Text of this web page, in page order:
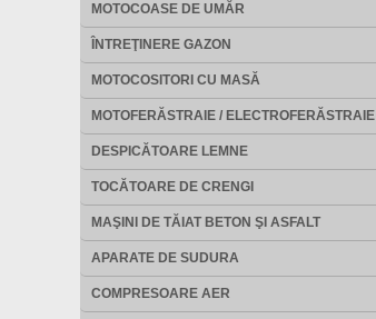
MOTOCOASE DE UMĂR
ÎNTREŢINERE GAZON
MOTOCOSITORI CU MASĂ
MOTOFERĂSTRAIE / ELECTROFERĂSTRAIE
DESPICĂTOARE LEMNE
TOCĂTOARE DE CRENGI
MAŞINI DE TĂIAT BETON ŞI ASFALT
APARATE DE SUDURA
COMPRESOARE AER